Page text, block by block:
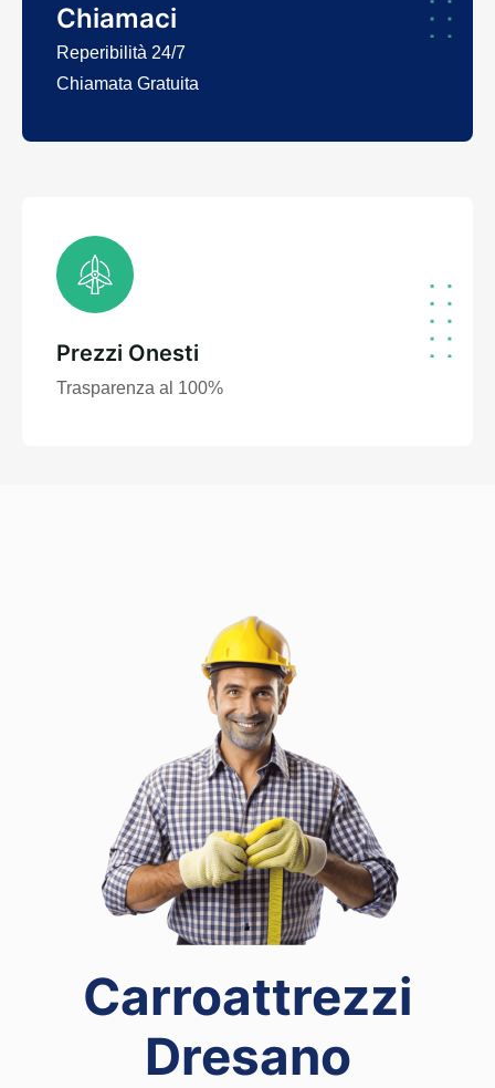
Chiamaci
Reperibilità 24/7
Chiamata Gratuita
Prezzi Onesti
Trasparenza al 100%
Carroattrezzi
Dresano